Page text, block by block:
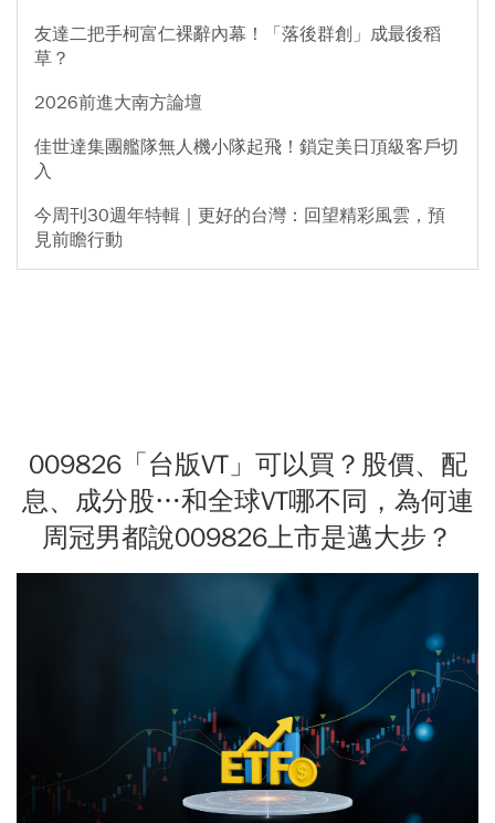
友達二把手柯富仁裸辭內幕！「落後群創」成最後稻
草？
2026前進大南方論壇
佳世達集團艦隊無人機小隊起飛！鎖定美日頂級客戶切
入
今周刊30週年特輯｜更好的台灣：回望精彩風雲，預
見前瞻行動
009826「台版VT」可以買？股價、配
息、成分股…和全球VT哪不同，為何連
周冠男都說009826上市是邁大步？